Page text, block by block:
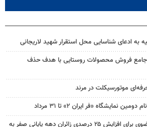
به ادعای شناسایی محل استقرار شهید لاریجانی
جامع فروش محصولات روستایی با هدف حذف
موتورسیکلت در مرند
نمایشگاه «فر ایران ۲» تا ۳۱ مرداد
آمادگی خراسان رضوی برای افزایش ۲۵ درصدی زائران دهه پایانی صفر به